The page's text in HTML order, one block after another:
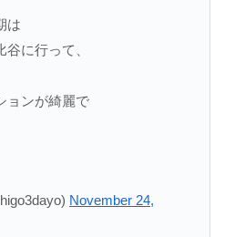
は
に行って、
ョンが綺麗で
November 24,